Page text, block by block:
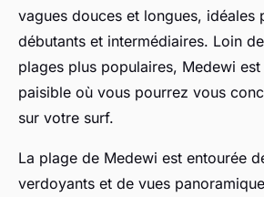
vagues douces et longues, idéales
débutants et intermédiaires. Loin
plages plus populaires, Medewi
paisible où vous pourrez vous
sur votre surf.
La plage de Medewi est entourée
verdoyants et de vues